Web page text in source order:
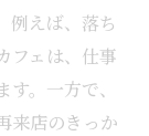
例えば、落ち
フェは、仕事
。一方で、
来店のきっか